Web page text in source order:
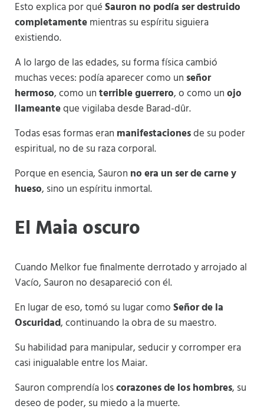
Esto explica por quéSauron no podía ser destruido
completamentemientras su espíritu siguiera
existiendo.
A lo largo de las edades, su forma física cambió
muchas veces: podía aparecer como un señor
hermoso, como unterrible guerrero, o como unojo
llameanteque vigilaba desde Barad-dûr.
Todas esas formas eran manifestacionesde su poder
espiritual, no de su raza corporal.
Porque en esencia, Sauron no era un ser de carne y
hueso, sino un espíritu inmortal.
El Maia oscuro
Cuando Melkor fue finalmente derrotado y arrojado al
Vacío, Sauron no desapareció con él.
En lugar de eso, tomó su lugar comoSeñor de la
Oscuridad, continuando la obra de su maestro.
Su habilidad para manipular, seducir y corromper era
casi inigualable entre los Maiar.
Sauron comprendía loscorazones de los hombres, su
deseo de poder, su miedo a la muerte.